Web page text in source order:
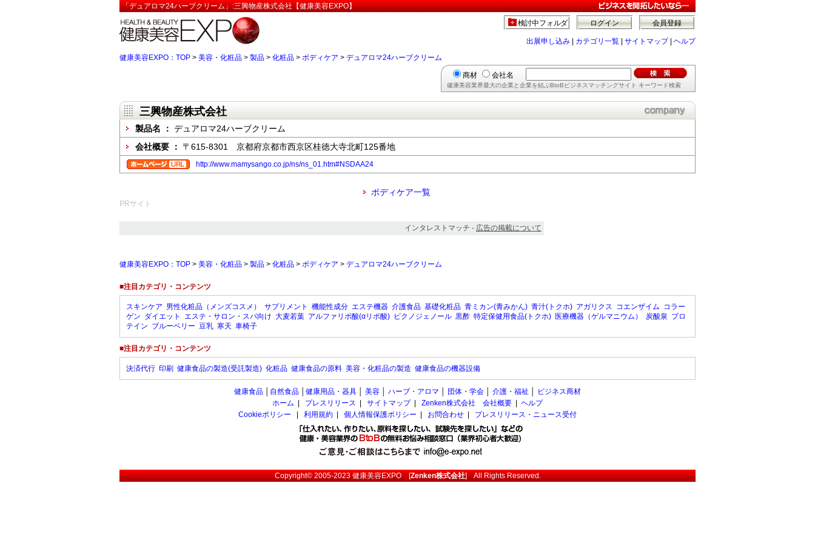
「デュアロマ24ハーブクリーム」:三興物産株式会社【健康美容EXPO】
会員登録
ログイン
検討中フォルダ
出展申し込み カテゴリ一覧 サイトマップ| ヘルプ
健康美容EXPO：TOP > 美容・化粧品 > 製品 > 化粧品 > ボディケア > デュアロマ24ハーブクリーム
商材 会社名
健康美容業界最大の企業と企業を結ぶBtoBビジネスマッチングサイト キーワード検索
三興物産株式会社
製品名 ： デュアロマ24ハーブクリーム
会社概要 ： 〒615-8301 京都府京都市西京区桂徳大寺北町125番地
http://www.mamysango.co.jp/ns/ns_01.htm#NSDAA24
ボディケア一覧
PRサイト
インタレストマッチ - 広告の掲載について
健康美容EXPO：TOP > 美容・化粧品 > 製品 > 化粧品 > ボディケア > デュアロマ24ハーブクリーム
■注目カテゴリ・コンテンツ
スキンケア 男性化粧品（メンズコスメ） サプリメント 機能性成分 エステ機器 介護食品 基礎化粧品 青ミカン(青みかん) 青汁(トクホ) アガリクス コエンザイム コラー
ゲン ダイエット エステ・サロン・スパ向け 大麦若葉 アルファリポ酸(αリポ酸) ピクノジェノール 黒酢 特定保健用食品(トクホ) 医療機器（ゲルマニウム） 炭酸泉 プロ
テイン ブルーベリー 豆乳 寒天 車椅子
■注目カテゴリ・コンテンツ
決済代行 印刷 健康食品の製造(受託製造) 化粧品 健康食品の原料 美容・化粧品の製造 健康食品の機器設備
健康食品 自然食品 健康用品・器具 美容 ハーブ・アロマ 団体・学会 介護・福祉
ビジネス商材
ホーム
プレスリリース サイトマップ| Zenken株式会社 会社概要
ヘルプ
Cookieポリシー
利用規約 個人情報保護ポリシー お問合わせ プレスリリース・ニュース受付
Copyright© 2005-2023健康美容EXPO[Zenken株式会社] All Rights Reserved.